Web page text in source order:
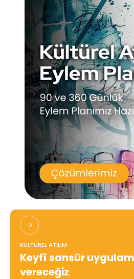
KÜLTÜREL ATILIM
Keyfî sansür
vereceğiz